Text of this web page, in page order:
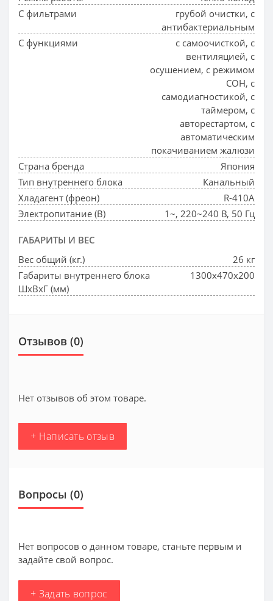
С фильтрами
грубой очистки, с
антибактериальным
С функциями
с самоочисткой, с
вентиляцией, с
осушением, с режимом
СОН, с
самодиагностикой, с
таймером, с
авторестартом, с
автоматическим
покачиванием жалюзи
Страна бренда
Япония
Тип внутреннего блока
Канальный
Хладагент (фреон)
R-410A
Электропитание (В)
1~, 220~240 В, 50 Гц
ГАБАРИТЫ И ВЕС
Вес общий (кг.)
26 кг
Габариты внутреннего блока
ШхВхГ (мм)
1300x470x200
Отзывов (0)
Нет отзывов об этом товаре.
+ Написать отзыв
Вопросы (0)
Нет вопросов о данном товаре, станьте первым и
задайте свой вопрос.
+ Задать вопрос